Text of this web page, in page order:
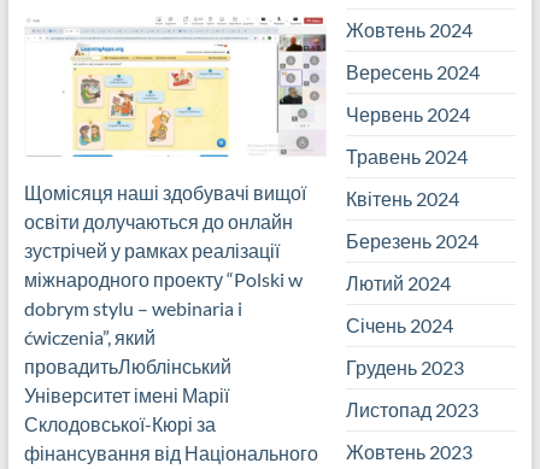
Щомісяця наші здобувачі вищої
освіти долучаються до онлайн
зустрічей у рамках реалізації
міжнародного проекту “Polski w
dobrym stylu – webinaria i
ćwiczenia”, який
провадитьЛюблінський
Університет імені Марії
Склодовської-Кюрі за
фінансування від Національного
Жовтень 2024
Вересень 2024
Червень 2024
Травень 2024
Квітень 2024
Березень 2024
Лютий 2024
Січень 2024
Грудень 2023
Листопад 2023
Жовтень 2023